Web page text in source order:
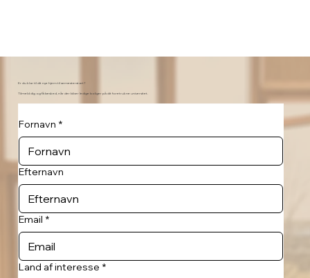
Er du klar til dit nye hjem til semesterstart?
Tilmeld dig og få besked, når der bliver ledige boliger på dit foretrukne universitet.
Fornavn *
Efternavn
Email *
Land af interesse *